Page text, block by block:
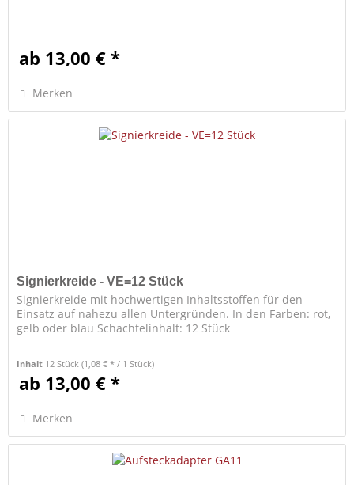
ab 13,00 € *
Merken
Signierkreide - VE=12 Stück
Signierkreide mit hochwertigen Inhaltsstoffen für den
Einsatz auf nahezu allen Untergründen. In den Farben: rot,
gelb oder blau Schachtelinhalt: 12 Stück
Inhalt 12 Stück(1,08 € * / 1 Stück)
ab 13,00 € *
Merken